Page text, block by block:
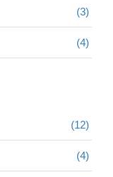
(3)
(4)
(12)
(4)